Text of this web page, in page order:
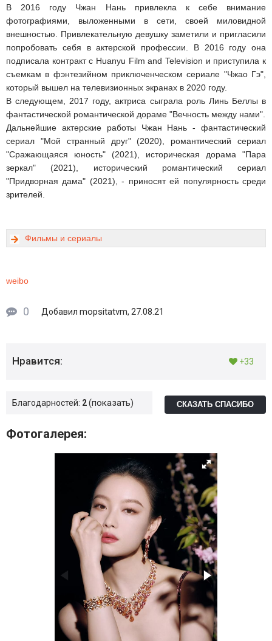
В 2016 году Чжан Нань привлекла к себе внимание
фотографиями, выложенными в сети, своей миловидной
внешностью. Привлекательную девушку заметили и пригласили
попробовать себя в актерской профессии. В 2016 году она
подписала контракт с Huanyu Film and Television и приступила к
съемкам в фэнтезийном приключенческом сериале "Чжао Гэ",
который вышел на телевизионных экранах в 2020 году.
В следующем, 2017 году, актриса сыграла роль Линь Беллы в
фантастической романтической дораме "Вечность между нами".
Дальнейшие актерские работы Чжан Нань - фантастический
сериал "Мой странный друг" (2020), романтический сериал
"Сражающаяся юность" (2021), историческая дорама "Пара
зеркал" (2021), исторический романтический сериал
"Придворная дама" (2021), - приносят ей популярность среди
зрителей.
Фильмы и сериалы
weibo
0 Добавил mopsitatvm, 27.08.21
Нравится: +33
Благодарностей: 2 показать СКАЗАТЬ СПАСИБО
Фотогалерея: